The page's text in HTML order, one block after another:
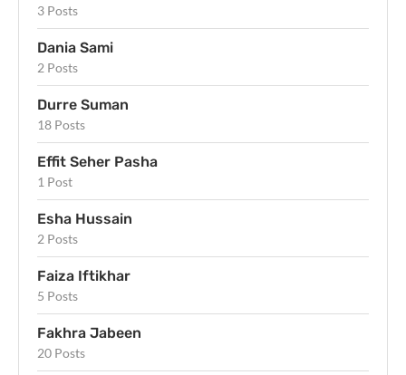
3 Posts
Dania Sami
2 Posts
Durre Suman
18 Posts
Effit Seher Pasha
1 Post
Esha Hussain
2 Posts
Faiza Iftikhar
5 Posts
Fakhra Jabeen
20 Posts